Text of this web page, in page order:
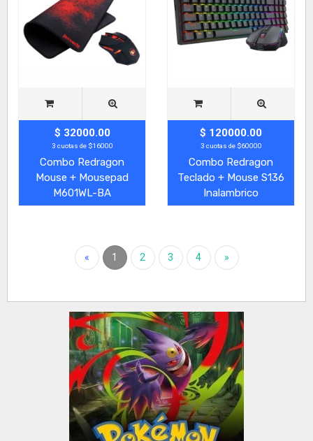
$ 32000.00
3 cuotas de $16000
Combo Redragon
Mouse + Mousepad
M601WL-BA
$ 120000.00
3 cuotas de $60000
Combo Redragon
Teclado + Mouse S136
Inalambrico
« 1 2 3 4 »